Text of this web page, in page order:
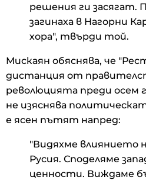
решения ги засягат.
загинаха в Нагорни
хора", твърди той.
Мискаян обяснява, че
дистанция от
революцията преди осем
не изяснява
е ясен пътят напред:
"Видяхме влиянието
Русия. Споделяме
ценности. Виждаме